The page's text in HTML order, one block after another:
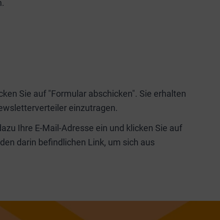
Sie auf "Formular abschicken". Sie erhalten
einzutragen.
Ihre E-Mail-Adresse ein und klicken Sie auf
darin befindlichen Link, um sich aus